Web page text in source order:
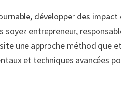
développer des
soyez entrepreneur,
une approche méthodique
et techniques avancées